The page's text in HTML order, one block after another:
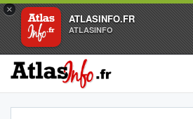
×
ATLASINFO.FR
ATLASINFO